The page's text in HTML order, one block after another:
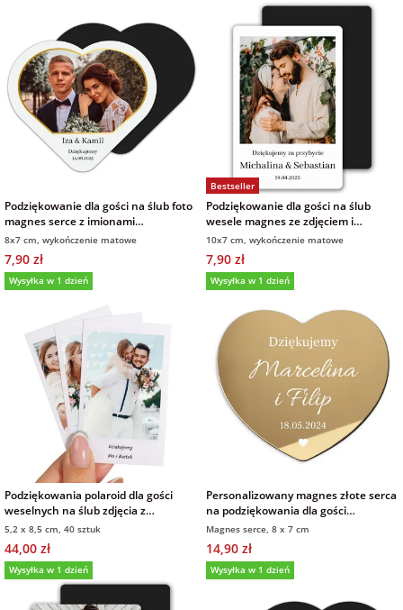
Podziękowanie dla gości na ślub foto
magnes serce z imionami
wykończenie matowe
8x7 cm, wykończenie matowe
7,90 zł
Wysyłka w 1 dzień
Bestseller
Podziękowanie dla gości na ślub
wesele magnes ze zdjęciem i
własnym podpisem 7x10 cm
wykończenie matowe
10x7 cm, wykończenie matowe
7,90 zł
Wysyłka w 1 dzień
Podziękowania polaroid dla gości
weselnych na ślub zdjęcia z
podpisem 40 sztuk
5,2 x 8,5 cm, 40 sztuk
44,00 zł
Wysyłka w 1 dzień
Personalizowany magnes złote serca
na podziękowania dla gości
weselnych
Magnes serce, 8 x 7 cm
14,90 zł
Wysyłka w 1 dzień